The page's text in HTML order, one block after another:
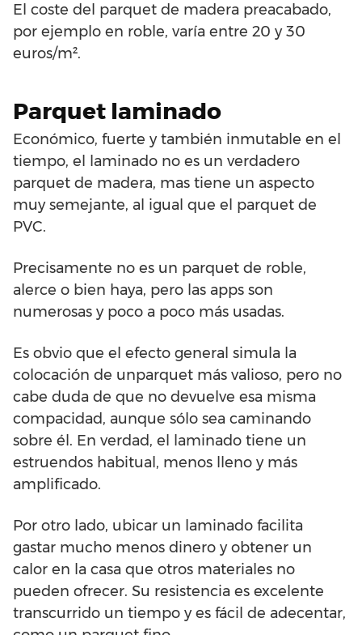
El coste del parquet de madera preacabado,
por ejemplo en roble, varía entre 20 y 30
euros/m².
Parquet laminado
Económico, fuerte y también inmutable en el
tiempo, el laminado no es un verdadero
parquet de madera, mas tiene un aspecto
muy semejante, al igual que el parquet de
PVC.
Precisamente no es un parquet de roble,
alerce o bien haya, pero las apps son
numerosas y poco a poco más usadas.
Es obvio que el efecto general simula la
colocación de unparquet más valioso, pero no
cabe duda de que no devuelve esa misma
compacidad, aunque sólo sea caminando
sobre él. En verdad, el laminado tiene un
estruendos habitual, menos lleno y más
amplificado.
Por otro lado, ubicar un laminado facilita
gastar mucho menos dinero y obtener un
calor en la casa que otros materiales no
pueden ofrecer. Su resistencia es excelente
transcurrido un tiempo y es fácil de adecentar,